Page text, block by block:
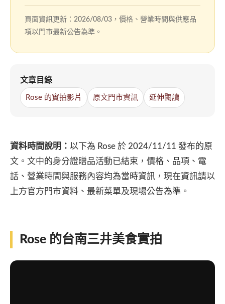
頁面資訊更新：2026/08/03，價格、營業時間與供應品
項以門市最新公告為準。
文章目錄
Rose 的實拍影片 原文門市資訊 延伸閱讀
資料時間說明： 以下為 Rose 於 2024/11/11 發布的原
文。文中的身分證贈品活動已結束，價格、品項、電
話、營業時間與服務內容均為當時資訊，現在資訊請以
上方官方門市資料、最新菜單及現場公告為準。
Rose 的台南三井美食實拍